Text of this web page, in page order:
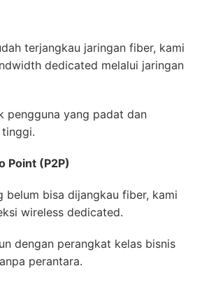
terjangkau jaringan fiber, kami
dedicated melalui jaringan
pengguna yang padat dan
Point (P2P)
belum bisa dijangkau fiber, kami
wireless dedicated.
dengan perangkat kelas bisnis
perantara.